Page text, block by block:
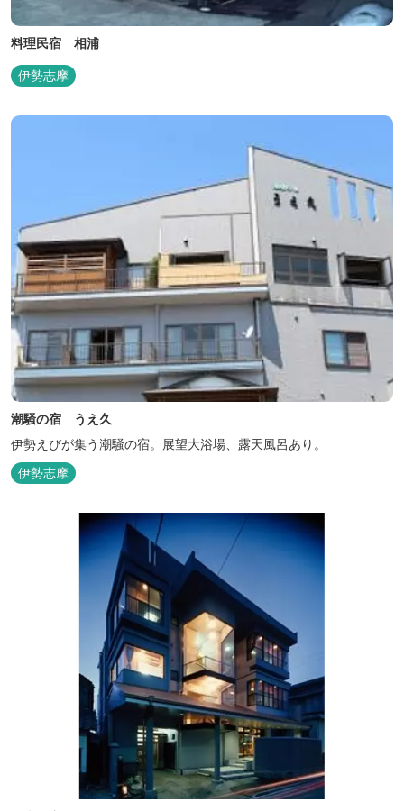
料理民宿 相浦
伊勢志摩
潮騒の宿 うえ久
伊勢えびが集う潮騒の宿。展望大浴場、露天風呂あり。
伊勢志摩